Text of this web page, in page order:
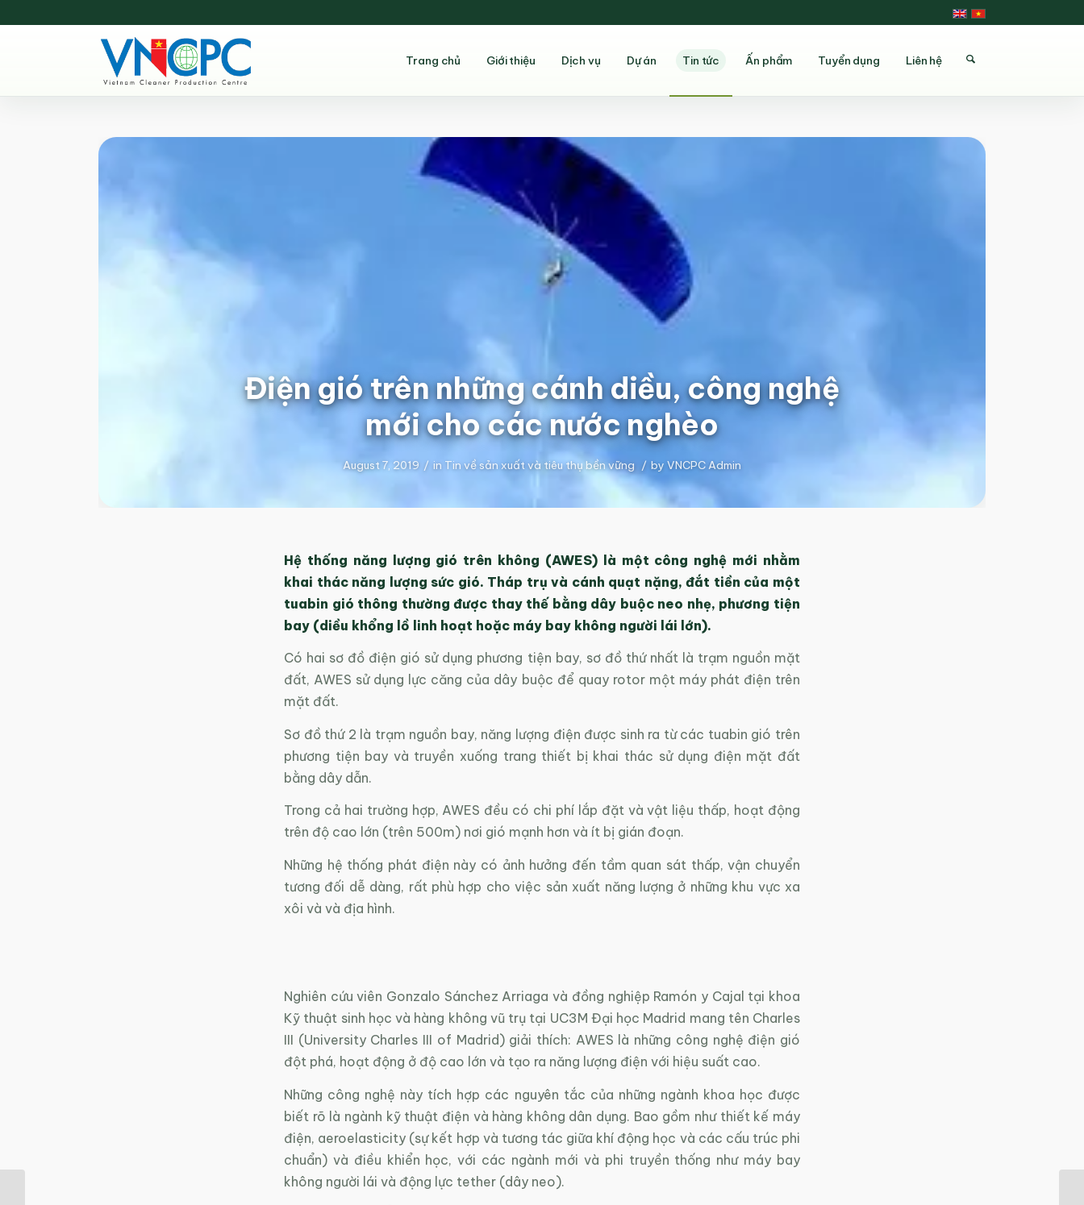
Trang chủ Giới thiệu Dịch vụ Dự án Tin tức Ấn phẩm Tuyển dụng Liên hệ
Điện gió trên những cánh diều, công nghệ
mới cho các nước nghèo
August 7, 2019 / in Tin về sản xuất và tiêu thụ bền vững / by VNCPC Admin
Hệ thống năng lượng gió trên không (AWES) là một công nghệ mới nhằm
khai thác năng lượng sức gió. Tháp trụ và cánh quạt nặng, đắt tiền của một
tuabin gió thông thường được thay thế bằng dây buộc neo nhẹ, phương tiện
bay (diều khổng lồ linh hoạt hoặc máy bay không người lái lớn).
Có hai sơ đồ điện gió sử dụng phương tiện bay, sơ đồ thứ nhất là trạm nguồn mặt
đất, AWES sử dụng lực căng của dây buộc để quay rotor một máy phát điện trên
mặt đất.
Sơ đồ thứ 2 là trạm nguồn bay, năng lượng điện được sinh ra từ các tuabin gió trên
phương tiện bay và truyền xuống trang thiết bị khai thác sử dụng điện mặt đất
bằng dây dẫn.
Trong cả hai trường hợp, AWES đều có chi phí lắp đặt và vật liệu thấp, hoạt động
trên độ cao lớn (trên 500m) nơi gió mạnh hơn và ít bị gián đoạn.
Những hệ thống phát điện này có ảnh hưởng đến tầm quan sát thấp, vận chuyển
tương đối dễ dàng, rất phù hợp cho việc sản xuất năng lượng ở những khu vực xa
xôi và và địa hình.
Nghiên cứu viên Gonzalo Sánchez Arriaga và đồng nghiệp Ramón y Cajal tại khoa
Kỹ thuật sinh học và hàng không vũ trụ tại UC3M Đại học Madrid mang tên Charles
III (University Charles III of Madrid) giải thích: AWES là những công nghệ điện gió
đột phá, hoạt động ở độ cao lớn và tạo ra năng lượng điện với hiệu suất cao.
Những công nghệ này tích hợp các nguyên tắc của những ngành khoa học được
biết rõ là ngành kỹ thuật điện và hàng không dân dụng. Bao gồm như thiết kế máy
điện, aeroelasticity (sự kết hợp và tương tác giữa khí động học và các cấu trúc phi
chuẩn) và điều khiển học, với các ngành mới và phi truyền thống như máy bay
không người lái và động lực tether (dây neo).